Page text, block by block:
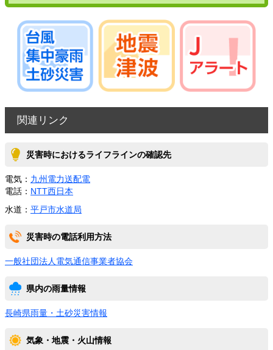
関連リンク
災害時におけるライフラインの確認先
電気： 九州電力送配電
電話： NTT西日本
水道： 平戸市水道局
災害時の電話利用方法
一般社団法人電気通信事業者協会
県内の雨量情報
長崎県雨量・土砂災害情報
気象・地震・火山情報